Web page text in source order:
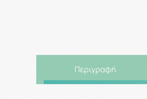
Περιγραφή